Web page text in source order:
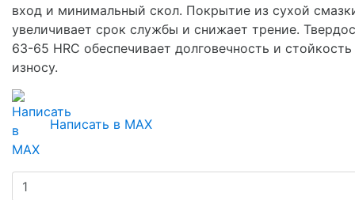
вход и минимальный скол. Покрытие из сухой
увеличивает срок службы и снижает трение.
63-65 HRC обеспечивает долговечность и стойкость
износу.
Написать в MAX